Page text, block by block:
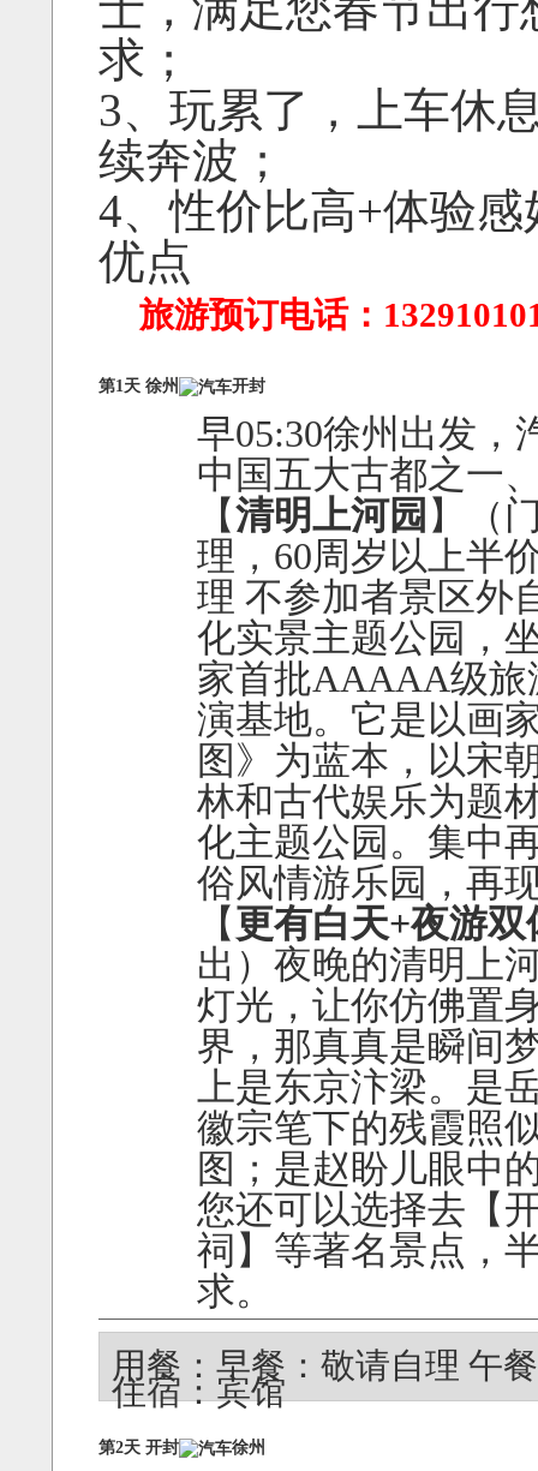
求；
3、玩累了，上车休
续奔波；
4、性价比高+体验
优点
旅游预订电话：
第1天 徐州 开封
早05:30徐州出发，
中国五大古都之一
【清明上河园 】（
理，60周岁以上半
理 不参加者景区外
化实景主题公园，
家首批AAAAA级旅
演基地。它是以画
图》为蓝本，以宋
林和古代娱乐为题
化主题公园。集中
俗风情游乐园，再
【更有白天+夜游双
出）夜晚的清明上
灯光，让你仿佛置
界，那真真是瞬间
上是东京汴梁。是
徽宗笔下的残霞照
图；是赵盼儿眼
您还可以选择去【
祠】等著名景点，
求。
用餐：早餐：敬请自理 午
住宿：宾馆
第2天 开封 徐州